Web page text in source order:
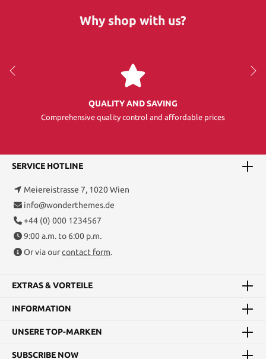
Why shop with us?
QUALITY AND SAVING
Comprehensive quality control and affordable prices
SERVICE HOTLINE
Meiereistrasse 7, 1020 Wien
info@wonderthemes.de
+44 (0) 000 1234567
9:00 a.m. to 6:00 p.m.
Or via ourcontact form.
EXTRAS & VORTEILE
INFORMATION
UNSERE TOP-MARKEN
SUBSCRIBE NOW